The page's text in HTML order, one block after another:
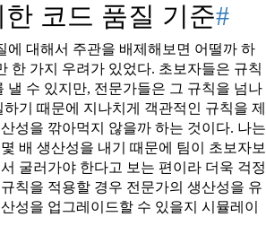
코드 품질 기준#
에 대해서 주관을 배제해보면 어떨까 하
한 가지 우려가 있었다. 초보자들은 규칙
낼 수 있지만, 전문가들은 그 규칙을 넘나
기 때문에 지나치게 객관적인 규칙을 제
성을 깎아먹지 않을까 하는 것이다. 나는
배 생산성을 내기 때문에 팀이 초보자보
굴러가야 한다고 보는 편이라 더욱 걱정
칙을 적용할 경우 전문가의 생산성을 유
성을 업그레이드할 수 있을지 시뮬레이